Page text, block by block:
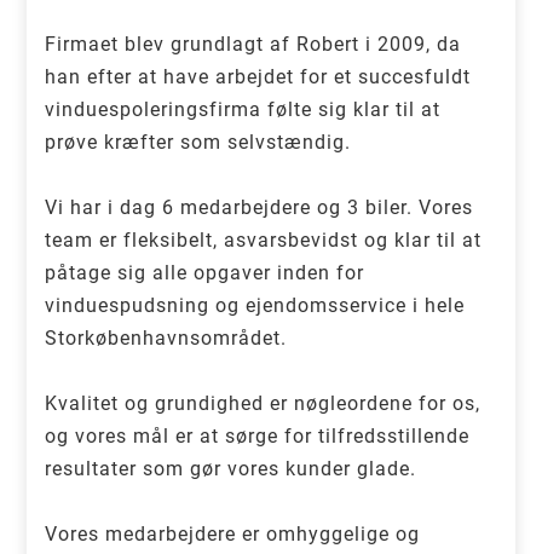
Firmaet blev grundlagt af Robert i 2009, da
han efter at have arbejdet for et succesfuldt
vinduespoleringsfirma følte sig klar til at
prøve kræfter som selvstændig.
Vi har i dag 6 medarbejdere og 3 biler. Vores
team er fleksibelt, asvarsbevidst og klar til at
påtage sig alle opgaver inden for
vinduespudsning og ejendomsservice i hele
Storkøbenhavnsområdet.
Kvalitet og grundighed er nøgleordene for os,
og vores mål er at sørge for tilfredsstillende
resultater som gør vores kunder glade.
Vores medarbejdere er omhyggelige og